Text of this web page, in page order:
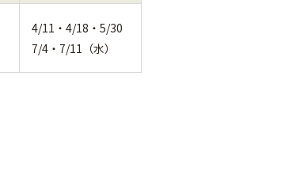
4/11・4/18・5/30
7/4・7/11（水）